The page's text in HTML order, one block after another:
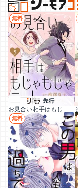
無料
無料